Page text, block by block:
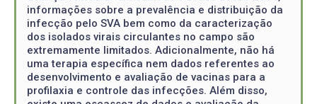
informações sobre a prevalência e distribuição da
infecção pelo SVA bem como da caracterização
dos isolados virais circulantes no campo são
extremamente limitados. Adicionalmente, não há
uma terapia específica nem dados referentes ao
desenvolvimento e avaliação de vacinas para a
profilaxia e controle das infecções. Além disso,